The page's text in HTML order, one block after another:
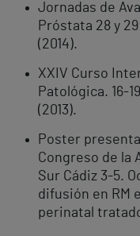
Jornadas de
Próstata 28 y
(2014).
XXIV Curso
Patológica. 16-
(2013).
Poster
Congreso de la
Sur Cádiz 3-5.
difusión en RM
perinatal